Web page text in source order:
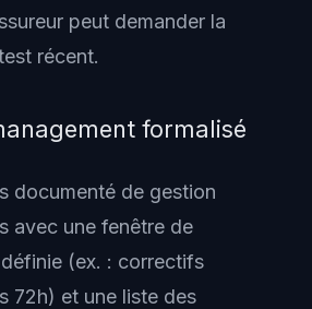
peut demander la
récent.
formalisé
documenté de gestion
avec une fenêtre de
(ex. : correctifs
72h) et une liste des